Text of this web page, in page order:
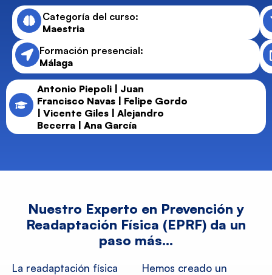
Categoría del curso:
Maestria
Formación presencial:
Málaga
Antonio Piepoli | Juan
Francisco Navas | Felipe Gordo
| Vicente Giles | Alejandro
Becerra | Ana García
Nuestro Experto en Prevención y
Readaptación Física (EPRF) da un
paso más…
La readaptación física
Hemos creado un